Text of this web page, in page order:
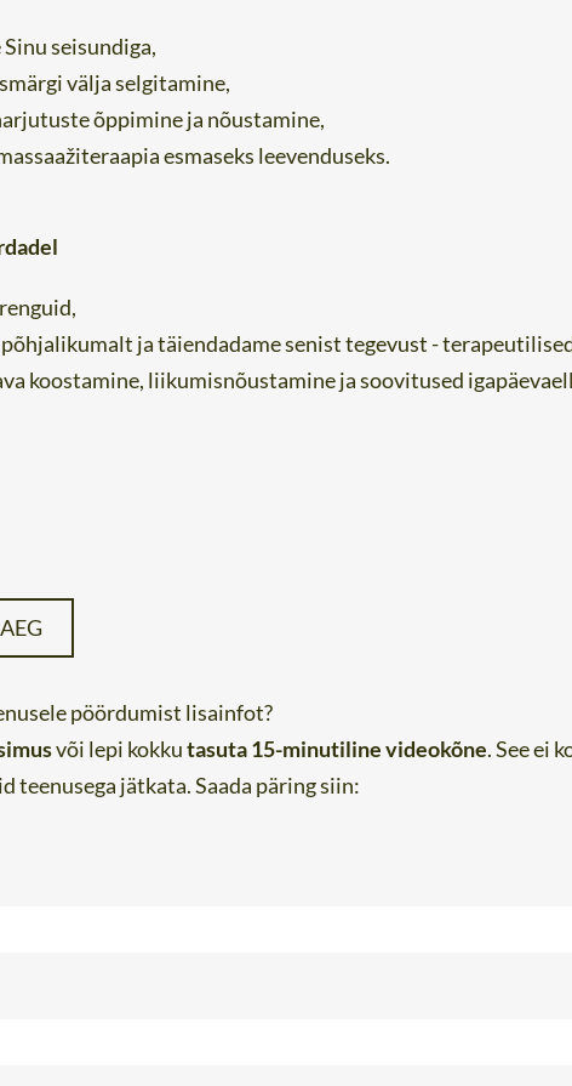
seisundiga,
välja selgitamine,
õppimine ja nõustamine,
esmaseks leevenduseks.
ja täiendadame senist tegevust -
koostamine, liikumisnõustamine ja soovitused
pöördumist lisainfot?
või lepi kokkutasuta 15-minutiline videokõne. See ei
teenusega jätkata. Saada päring siin: